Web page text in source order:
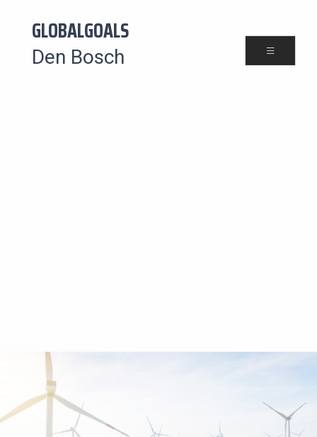
GLOBALGOALS
Den Bosch